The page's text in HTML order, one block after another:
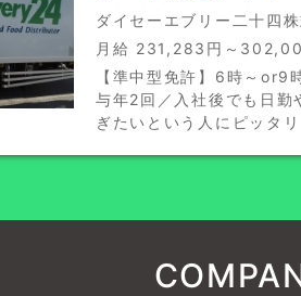
ダイセーエブリー二十四
月給 231,283円～
【準中型免許】6時～or9
与年2回／入社後でも日
ぎたいという人にピッタリ